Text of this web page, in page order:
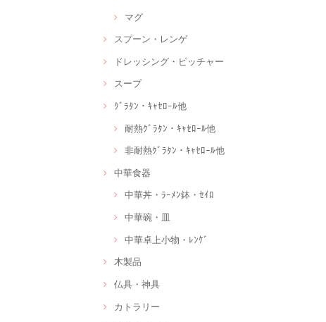
マグ
スプーン・レンゲ
ドレッシング・ピッチャー
スープ
ｸﾞﾗﾀﾝ・ｷｬｾﾛｰﾙ他
耐熱ｸﾞﾗﾀﾝ・ｷｬｾﾛｰﾙ他
非耐熱ｸﾞﾗﾀﾝ・ｷｬｾﾛｰﾙ他
中華食器
中華丼・ﾗｰﾒﾝ鉢・ｾｲﾛ
中華碗・皿
中華卓上小物・ﾚﾝｹﾞ
木製品
仏具・神具
カトラリー